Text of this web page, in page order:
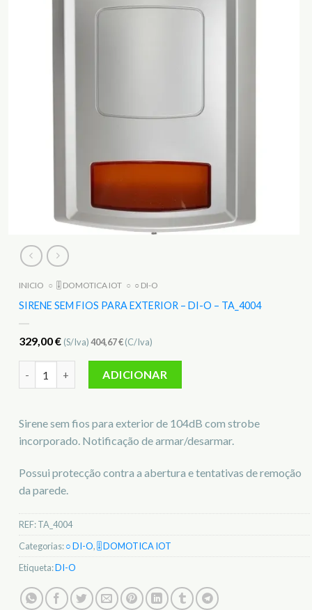
INICIO ○ 🎚️ DOMOTICA IOT ○ ○ DI-O
SIRENE SEM FIOS PARA EXTERIOR – DI-O – TA_4004
329,00€ (S/Iva)404,67€(C/Iva)
ADICIONAR
Sirene sem fios para exterior de 104dB com strobe
incorporado. Notificação de armar/desarmar.
Possui protecção contra a abertura e tentativas de remoção
da parede.
REF:TA_4004
Categorias:○ DI-O, 🎚️ DOMOTICA IOT
Etiqueta:DI-O